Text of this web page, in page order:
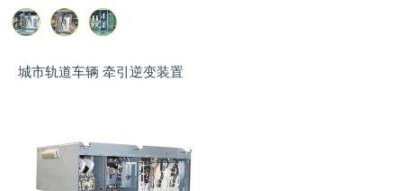
城市轨道车辆 牵引逆变装置